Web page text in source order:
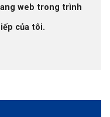
web trong trình
của tôi.